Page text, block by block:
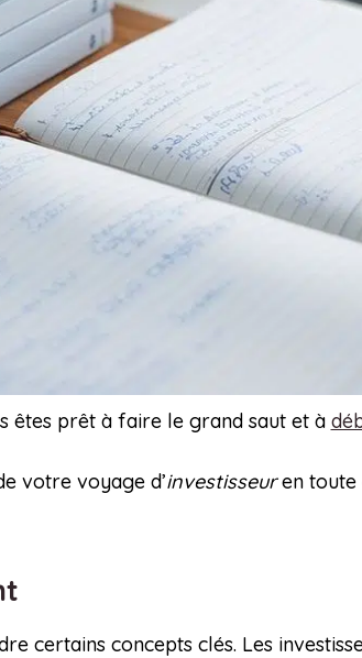
êtes prêt à faire le grand saut et à
votre voyage d’investisseuren toute
certains concepts clés. Les